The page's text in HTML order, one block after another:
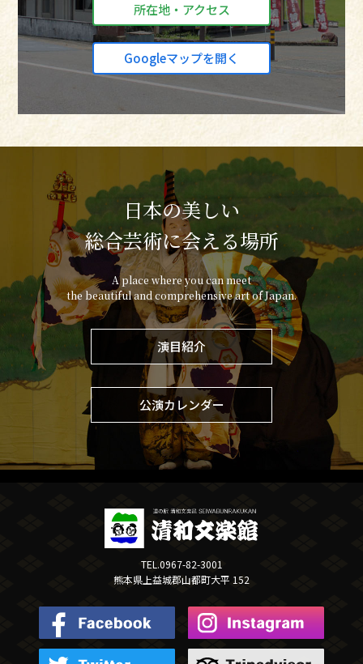
所在地・アクセス
Googleマップを開く
日本の美しい
総合芸術に会える場所
A place where you can meet
the beautiful and comprehensive art of Japan.
演目紹介
公演カレンダー
TEL.0967-82-3001
熊本県上益城郡山都町大平 152